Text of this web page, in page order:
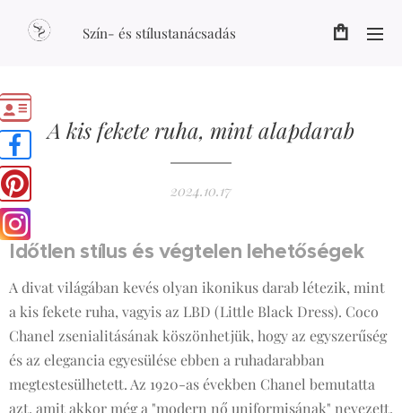
Szín- és stílustanácsadás
A kis fekete ruha, mint alapdarab
2024.10.17
Időtlen stílus és végtelen lehetőségek
A divat világában kevés olyan ikonikus darab létezik, mint
a kis fekete ruha, vagyis az LBD (Little Black Dress). Coco
Chanel zsenialitásának köszönhetjük, hogy az egyszerűség
és az elegancia egyesülése ebben a ruhadarabban
megtestesülhetett. Az 1920-as években Chanel bemutatta
azt, amit akkor még a "modern nő uniformisának" nevezett,